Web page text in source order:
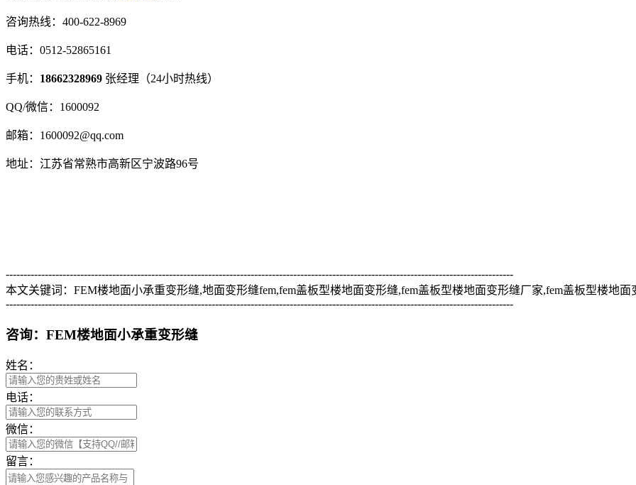
咨询热线：400-622-8969
电话：0512-52865161
手机： 18662328969 张经理（24小时热线）
QQ/微信：1600092
邮箱：1600092@qq.com
地址：江苏省常熟市高新区宁波路96号
-----------------------------------------------------------------------------------------------------------------------------------------------
本文关键词：FEM楼地面小承重变形缝,地面变形缝fem,fem盖板型楼地面变形缝,fem盖板型楼地面变形缝厂家,fem盖板型楼地面
-----------------------------------------------------------------------------------------------------------------------------------------------
咨询：FEM楼地面小承重变形缝
姓名：
电话：
微信：
留言：